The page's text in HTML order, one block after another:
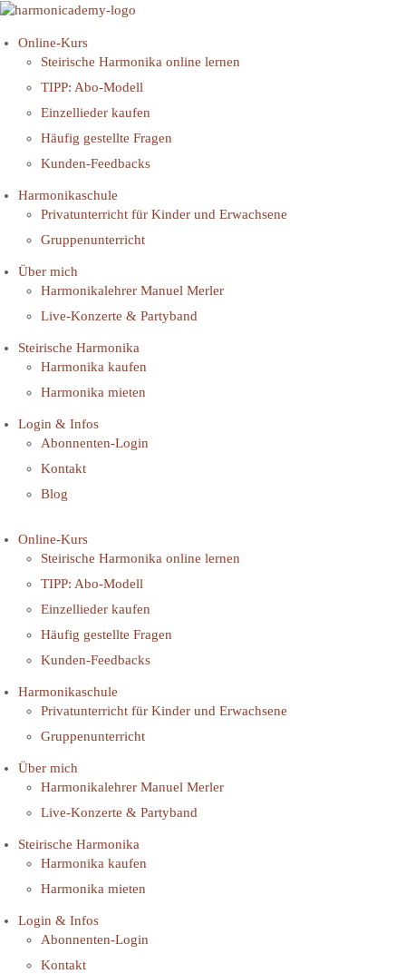
Zum
springen
Online-Kurs
Steirische Harmonika online lernen
TIPP: Abo-Modell
Einzellieder kaufen
Häufig gestellte Fragen
Kunden-Feedbacks
Harmonikaschule
Privatunterricht für Kinder und Erwachsene
Gruppenunterricht
Über mich
Harmonikalehrer Manuel Merler
Live-Konzerte & Partyband
Steirische Harmonika
Harmonika kaufen
Harmonika mieten
Login & Infos
Abonnenten-Login
Kontakt
Blog
Online-Kurs
Steirische Harmonika online lernen
TIPP: Abo-Modell
Einzellieder kaufen
Häufig gestellte Fragen
Kunden-Feedbacks
Harmonikaschule
Privatunterricht für Kinder und Erwachsene
Gruppenunterricht
Über mich
Harmonikalehrer Manuel Merler
Live-Konzerte & Partyband
Steirische Harmonika
Harmonika kaufen
Harmonika mieten
Login & Infos
Abonnenten-Login
Kontakt